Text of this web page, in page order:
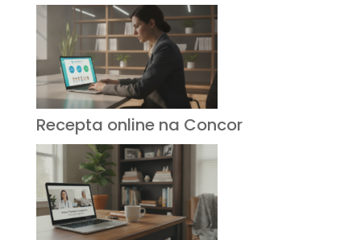
Recepta online na Concor